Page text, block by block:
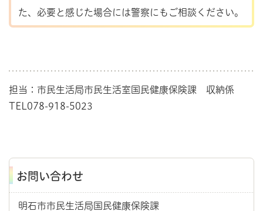
た、必要と感じた場合には警察にもご相談ください。
担当：市民生活局市民生活室国民健康保険課 収納係
TEL078-918-5023
お問い合わせ
明石市市民生活局国民健康保険課